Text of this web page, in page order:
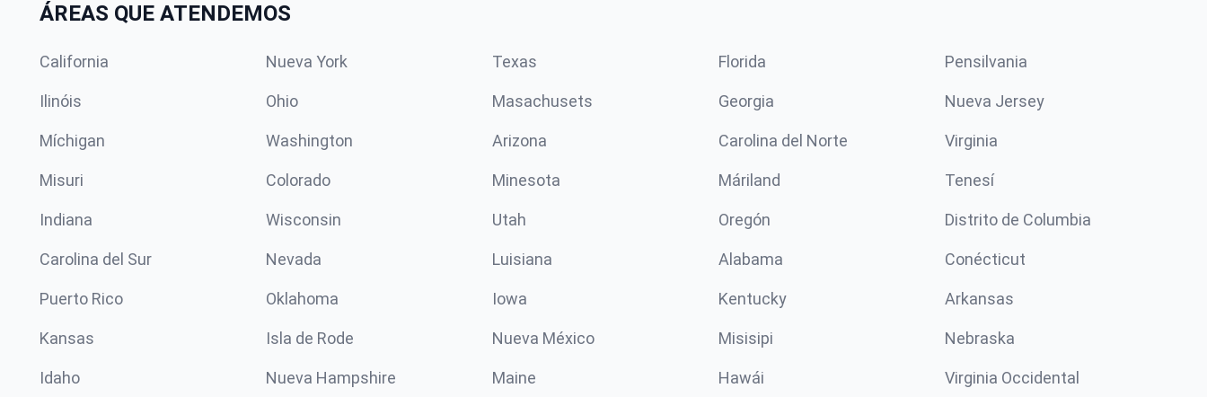
ÁREAS QUE ATENDEMOS
California Nueva York Texas Florida Pensilvania
Ilinóis Ohio Masachusets Georgia Nueva Jersey
Míchigan Washington Arizona Carolina del Norte Virginia
Misuri Colorado Minesota Máriland Tenesí
Indiana Wisconsin Utah Oregón Distrito de Columbia
Carolina del Sur Nevada Luisiana Alabama Conécticut
Puerto Rico Oklahoma Iowa Kentucky Arkansas
Kansas Isla de Rode Nueva México Misisipi Nebraska
Idaho Nueva Hampshire Maine Hawái Virginia Occidental